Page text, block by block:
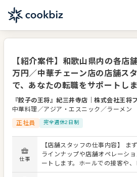
【紹介案件】和歌山県内の各店
万円／中華チェーン店の店舗ス
で、あなたの転職をサポートし
『餃子の王将』紀三井寺店 ｜株式会社王将
中華料理／アジア・エスニック／ラーメン
正社員
完全週休2日制
仕事
【店舗スタッフの仕事内容】 ま
ラインナップや店舗オペレーシ
ートします。ホールでの接客や
定メニューなどの調理にも関わ